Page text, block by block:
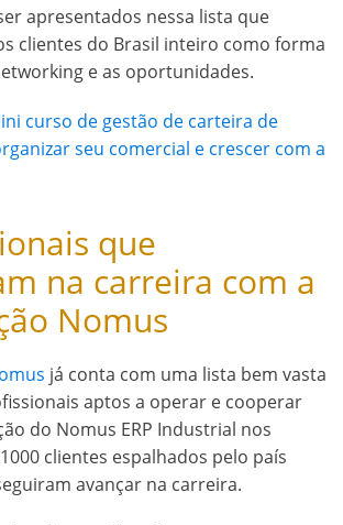
apresentados nessa lista que
clientes do Brasil inteiro como forma
e as oportunidades.
curso de gestão de carteira de
seu comercial e crescer com a
que
na carreira com a
Nomus
já conta com uma lista bem vasta
aptos a operar e cooperar
do Nomus ERP Industrial nos
clientes espalhados pelo país
avançar na carreira.